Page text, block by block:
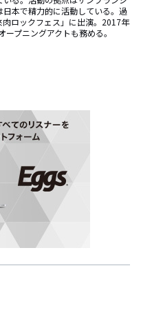
本で精力的に活動している。過
肉ロックフェス」に出演。2017年
プニングアクトも務める。